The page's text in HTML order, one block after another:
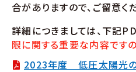
合がありますので、ご留意く
詳細につきましては、下記
限に関する重要な内容ですの
2023年度 低圧太陽光